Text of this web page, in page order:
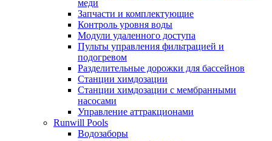
меди
Запчасти и комплектующие
Контроль уровня воды
Модули удаленного доступа
Пульты управления фильтрацией и
подогревом
Разделительные дорожки для бассейнов
Станции химдозации
Станции химдозации с мембранными
насосами
Управление аттракционами
Runwill Pools
Водозаборы